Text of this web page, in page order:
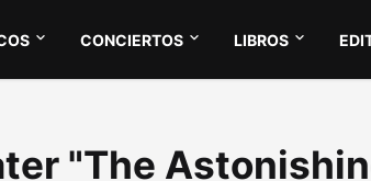
CONCIERTOS LIBROS
"The